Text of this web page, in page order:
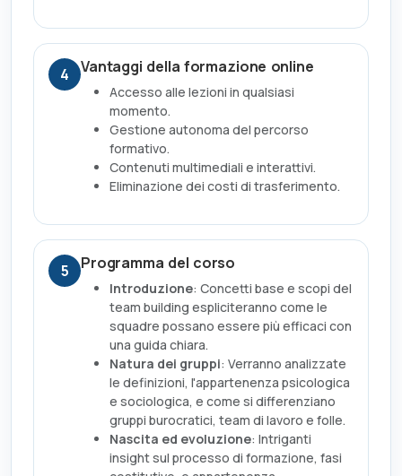
4 Vantaggi della formazione online
Accesso alle lezioni in qualsiasi
momento.
Gestione autonoma del percorso
formativo.
Contenuti multimediali e interattivi.
Eliminazione dei costi di trasferimento.
5 Programma del corso
Introduzione: Concetti base e scopi del
team building espliciteranno come le
squadre possano essere più efficaci con
una guida chiara.
Natura dei gruppi: Verranno analizzate
le definizioni, l'appartenenza psicologica
e sociologica, e come si differenziano
gruppi burocratici, team di lavoro e folle.
Nascita ed evoluzione: Intriganti
insight sul processo di formazione, fasi